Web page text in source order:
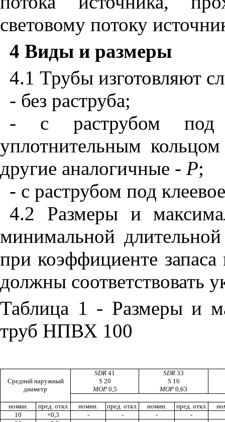
световому потоку
4 Виды и размеры
4.1 Трубы изготовляют
- без раструба;
- с раструбом под
уплотнительным
другие аналогичные - Р;
- с раструбом под
4.2 Размеры и
минимальной
при коэффициенте
должны соответствовать
Таблица 1 - Размеры и
труб НПВХ 100
Средний наружный
диаметр
SDR 41
S 20
MOP0,5
SDR 33
S 16
MOP 0,63
номин. пред. откл. номин. пред. откл. номин. пред. откл.
10
+0,3 - - -
-